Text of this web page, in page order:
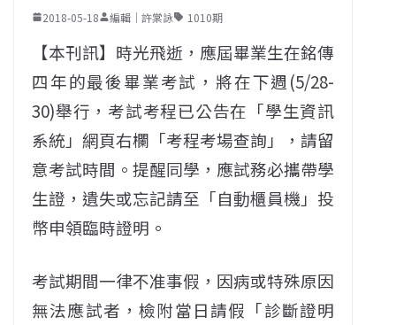
2018-05-18 編輯｜許棠詠 1010期
【本刊訊】時光飛逝，應屆畢業生在銘傳
四年的最後畢業考試，將在下週(5/28-
30)舉行，考試考程已公告在「學生資訊
系統」網頁右欄「考程考場查詢」，請留
意考試時間。提醒同學，應試務必攜帶學
生證，遺失或忘記請至「自動櫃員機」投
幣申領臨時證明。
考試期間一律不准事假，因病或特殊原因
無法應試者，檢附當日請假「診斷證明